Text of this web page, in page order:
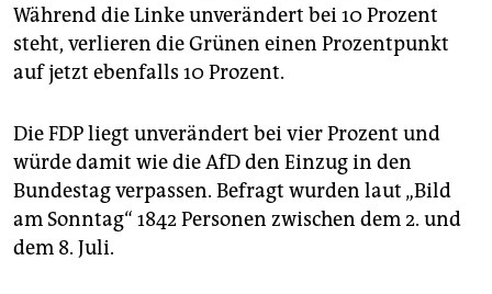
Während die Linke unverändert bei 10 Prozent
steht, verlieren die Grünen einen Prozentpunkt
auf jetzt ebenfalls 10 Prozent.
Die FDP liegt unverändert bei vier Prozent und
würde damit wie die AfD den Einzug in den
Bundestag verpassen. Befragt wurden laut „Bild
am Sonntag“ 1842 Personen zwischen dem 2. und
dem 8. Juli.